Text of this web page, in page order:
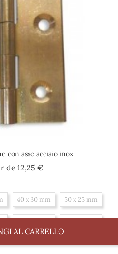
con asse acciaio inox
de 12,25 €Prezzo
40 x 30 mm 50 x 25 mm
90 x 50 mm 90 x 60 mm
AL CARRELLO